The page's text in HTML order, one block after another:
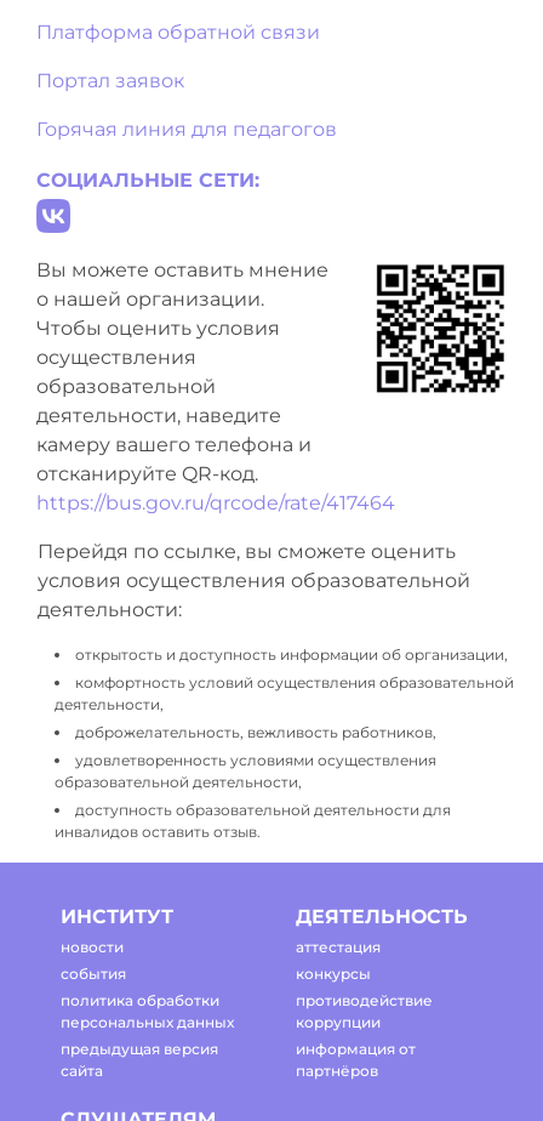
Платформа обратной связи
Портал заявок
Горячая линия для педагогов
СОЦИАЛЬНЫЕ СЕТИ:
Вы можете оставить мнение
о нашей организации.
Чтобы оценить условия
осуществления
образовательной
деятельности, наведите
камеру вашего телефона и
отсканируйте QR-код.
https://bus.gov.ru/qrcode/rate/417464
Перейдя по ссылке, вы сможете оценить
условия осуществления образовательной
деятельности:
открытость и доступность информации об организации,
комфортность условий осуществления образовательной
деятельности,
доброжелательность, вежливость работников,
удовлетворенность условиями осуществления
образовательной деятельности,
доступность образовательной деятельности для
инвалидов оставить отзыв.
ИНСТИТУТ
новости
события
политика обработки
персональных данных
предыдущая версия
сайта
ДЕЯТЕЛЬНОСТЬ
аттестация
конкурсы
противодействие
коррупции
информация от
партнёров